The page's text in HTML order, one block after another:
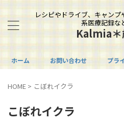
レシピやドライブ、キャン
系医療記録な
Kalmia＊
ホーム お問い合わせ プラ
HOME > こぼれイクラ
こぼれイクラ